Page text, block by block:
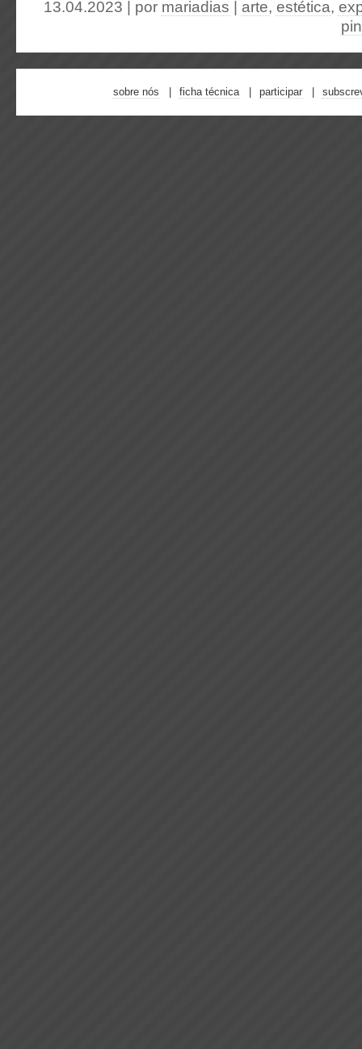
13.04.2023 | por mariadias arte, estética,
sobre nós ficha técnica participar